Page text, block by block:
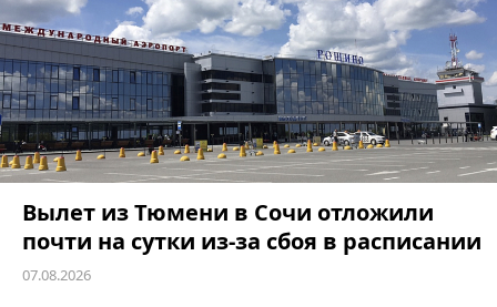
Вылет из Тюмени в Сочи отложили
почти на сутки из-за сбоя в расписании
07.08.2026